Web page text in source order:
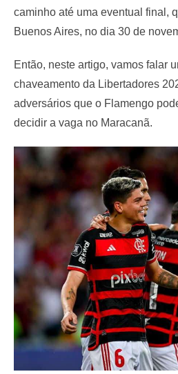
caminho até uma eventual final,
Buenos Aires, no dia 30 de
Então, neste artigo, vamos falar
chaveamento da Libertadores
adversários que o Flamengo
decidir a vaga no Maracanã.